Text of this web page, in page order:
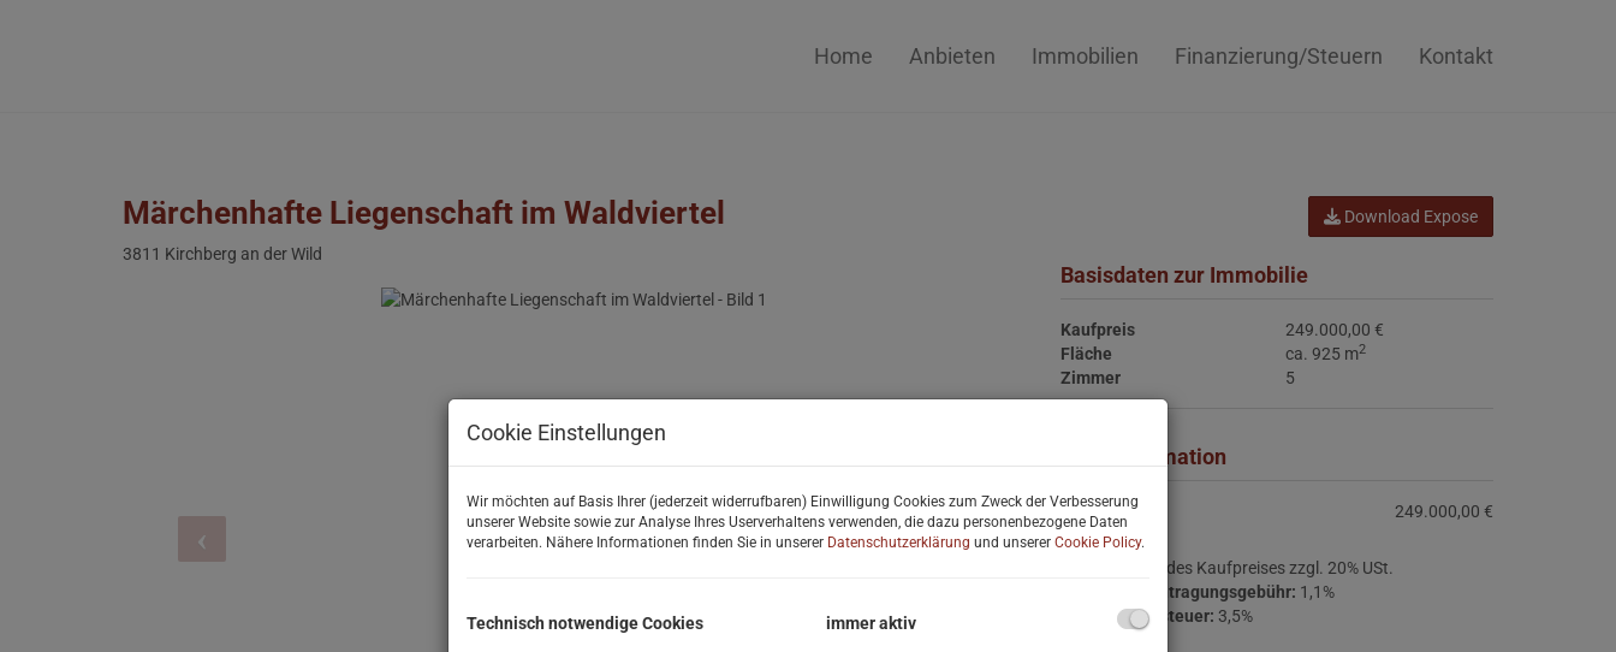
Home Anbieten Immobilien Finanzierung/Steuern Kontakt
Märchenhafte Liegenschaft im Waldviertel
3811 Kirchberg an der Wild
Download Expose
Basisdaten zur Immobilie
Kaufpreis
249.000,00 €
Fläche
ca. 925 m2
Zimmer 5
Preisinformation
Kaufpreis: 249.000,00 €
3% des Kaufpreises zzgl. 20% USt.
Grundbucheintragungsgebühr: 1,1%
Grunderwerbsteuer: 3,5%
Cookie Einstellungen
Wir möchten auf Basis Ihrer (jederzeit widerrufbaren) Einwilligung Cookies zum Zweck der Verbesserung
unserer Website sowie zur Analyse Ihres Userverhaltens verwenden, die dazu personenbezogene Daten
verarbeiten. Nähere Informationen finden Sie in unserer Datenschutzerklärung und unserer Cookie Policy.
Technisch notwendige Cookies immer aktiv